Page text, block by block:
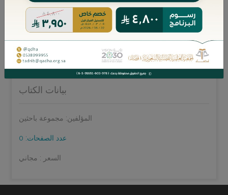
نرجو لكم قراءة ممتعة ،،
بيانات الكتاب
المؤلفين: مجموعة باحثين
عدد الصفحات: 0
السعر : مجاني